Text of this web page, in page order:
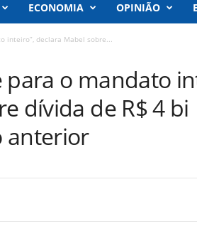
ECONOMIA OPINIÃO
inteiro”, declara Mabel sobre...
para o mandato
dívida de R$ 4 bi
anterior